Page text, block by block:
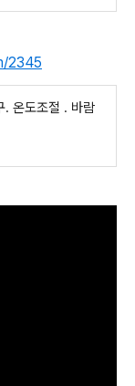
| Alibaba 그
2345
온도조절 . 바람